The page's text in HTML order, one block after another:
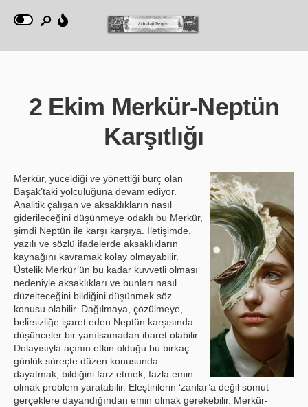
2 Ekim Merkür-Neptün
Karşıtlığı
Merkür, yüceldiği ve yönettiği burç olan
Başak’taki yolculuğuna devam ediyor.
Analitik çalışan ve aksaklıkların nasıl
giderileceğini düşünmeye odaklı bu Merkür,
şimdi Neptün ile karşı karşıya. İletişimde,
yazılı ve sözlü ifadelerde aksaklıkların
kaynağını kavramak kolay olmayabilir.
Üstelik Merkür’ün bu kadar kuvvetli olması
nedeniyle aksaklıkları ve bunları nasıl
düzelteceğini bildiğini düşünmek söz
konusu olabilir. Dağılmaya, çözülmeye,
belirsizliğe işaret eden Neptün karşısında
düşünceler bir yanılsamadan ibaret olabilir.
Dolayısıyla açının etkin olduğu bu birkaç
günlük süreçte düzen konusunda
dayatmak, bildiğini farz etmek, fazla emin
olmak problem yaratabilir. Eleştirilerin ‘zanlar’a değil somut
gerçeklere dayandığından emin olmak gerekebilir. Merkür-